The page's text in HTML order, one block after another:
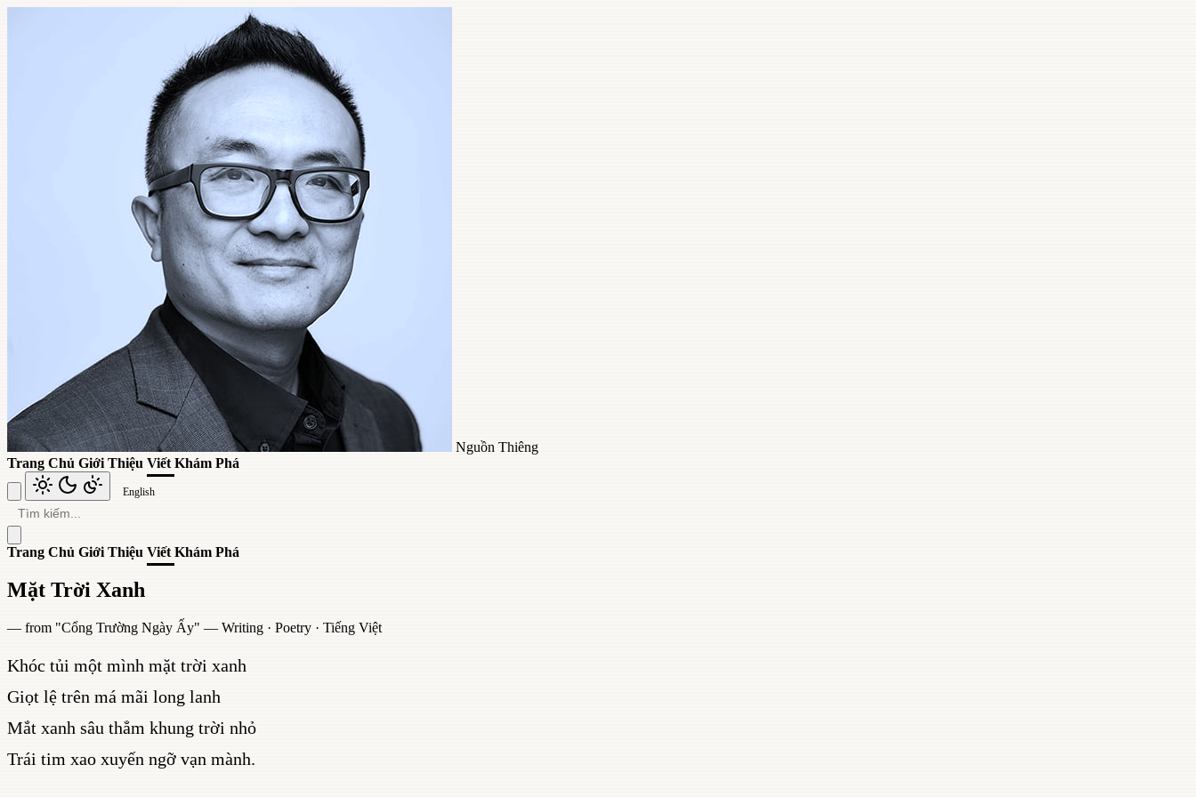
Nguồn Thiêng
Trang Chủ Giới Thiệu Viết Khám Phá
English
Trang Chủ Giới Thiệu Viết Khám Phá
Mặt Trời Xanh
— from "Cổng Trường Ngày Ấy" —Writing · Poetry · Tiếng Việt
Khóc tủi một mình mặt trời xanh
Giọt lệ trên má mãi long lanh
Mắt xanh sâu thẳm khung trời nhỏ
Trái tim xao xuyến ngỡ vạn mành.